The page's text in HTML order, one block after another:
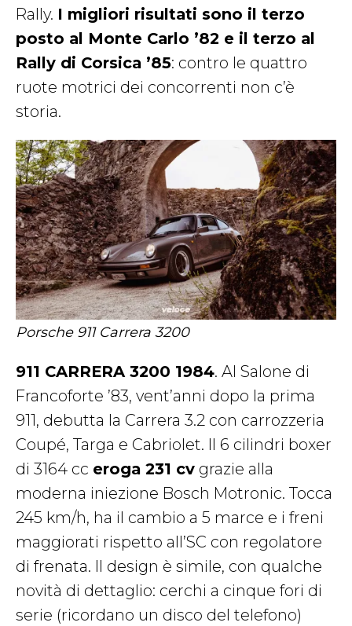
Rally. I migliori risultati sono il terzo
posto al Monte Carlo ’82 e il terzo al
Rally di Corsica ’85: contro le quattro
ruote motrici dei concorrenti non c’è
storia.
Porsche 911 Carrera 3200
911 CARRERA 3200 1984. Al Salone di
Francoforte ’83, vent’anni dopo la prima
911, debutta la Carrera 3.2 con carrozzeria
Coupé, Targa e Cabriolet. Il 6 cilindri boxer
di 3164 cc eroga 231 cv grazie alla
moderna iniezione Bosch Motronic. Tocca
245 km/h, ha il cambio a 5 marce e i freni
maggiorati rispetto all’SC con regolatore
di frenata. Il design è simile, con qualche
novità di dettaglio: cerchi a cinque fori di
serie (ricordano un disco del telefono)